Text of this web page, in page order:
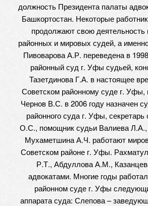
должность Президента палаты
Башкортостан. Некоторые
продолжают свою деятельность
районных и мировых судей, а
Пивоварова А.Р. переведена в
районный суд г. Уфы судьей,
Тазетдинова Г.А. в настоящее
Советском районному суде г.
Чернов В.С. в 2006 году назначен
районного суда г. Уфы,
О.С., помощник судьи Валиева
Мухаметшина А.Ч. работают
Советском районе г. Уфы.
Р.Т., Абдуллова А.М.,
адвокатами. Многие годы
районном суде г. Уфы
аппарата суда: Слепова –